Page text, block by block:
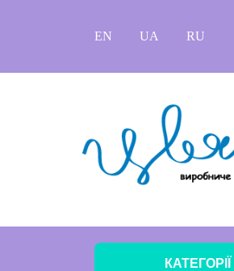
EN UA RU
КАТЕГОРІЇ